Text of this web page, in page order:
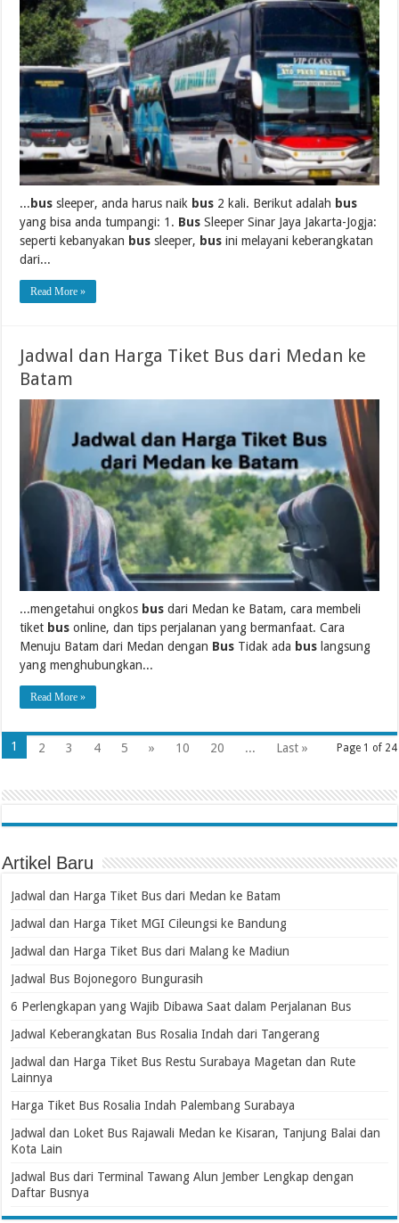
... bus sleeper, anda harus naik bus 2 kali. Berikut adalah bus
yang bisa anda tumpangi: 1. Bus Sleeper Sinar Jaya Jakarta-Jogja:
seperti kebanyakan bus sleeper, bus ini melayani keberangkatan
dari...
Read More »
Jadwal dan Harga Tiket Bus dari Medan ke
Batam
...mengetahui ongkos bus dari Medan ke Batam, cara membeli
tiket bus online, dan tips perjalanan yang bermanfaat. Cara
Menuju Batam dari Medan dengan Bus Tidak ada bus langsung
yang menghubungkan...
Read More »
Page 1 of 24
1 2 3 4 5 » 10 20 ... Last »
Artikel Baru
Jadwal dan Harga Tiket Bus dari Medan ke Batam
Jadwal dan Harga Tiket MGI Cileungsi ke Bandung
Jadwal dan Harga Tiket Bus dari Malang ke Madiun
Jadwal Bus Bojonegoro Bungurasih
6 Perlengkapan yang Wajib Dibawa Saat dalam Perjalanan Bus
Jadwal Keberangkatan Bus Rosalia Indah dari Tangerang
Jadwal dan Harga Tiket Bus Restu Surabaya Magetan dan Rute
Lainnya
Harga Tiket Bus Rosalia Indah Palembang Surabaya
Jadwal dan Loket Bus Rajawali Medan ke Kisaran, Tanjung Balai dan
Kota Lain
Jadwal Bus dari Terminal Tawang Alun Jember Lengkap dengan
Daftar Busnya